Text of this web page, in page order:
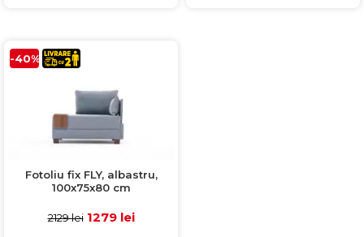
-40%
Fotoliu fix FLY, albastru,
100x75x80 cm
2129 lei 1279 lei